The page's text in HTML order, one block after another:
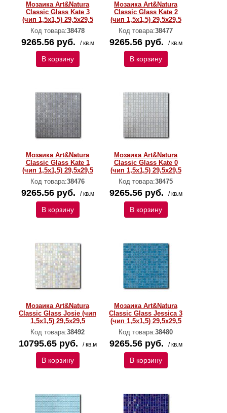
Мозаика Art&Natura
Classic Glass Kate 3
(чип 1,5х1,5) 29,5x29,5
Код товара:38478
9265.56 руб. / кв.м
В корзину
Мозаика Art&Natura
Classic Glass Kate 2
(чип 1,5х1,5) 29,5x29,5
Код товара:38477
9265.56 руб. / кв.м
В корзину
Мозаика Art&Natura
Classic Glass Kate 1
(чип 1,5х1,5) 29,5x29,5
Код товара:38476
9265.56 руб. / кв.м
В корзину
Мозаика Art&Natura
Classic Glass Kate 0
(чип 1,5х1,5) 29,5x29,5
Код товара:38475
9265.56 руб. / кв.м
В корзину
Мозаика Art&Natura
Classic Glass Josie (чип
1,5х1,5) 29,5x29,5
Код товара:38492
10795.65 руб. / кв.м
В корзину
Мозаика Art&Natura
Classic Glass Jessica 3
(чип 1,5х1,5) 29,5x29,5
Код товара:38480
9265.56 руб. / кв.м
В корзину